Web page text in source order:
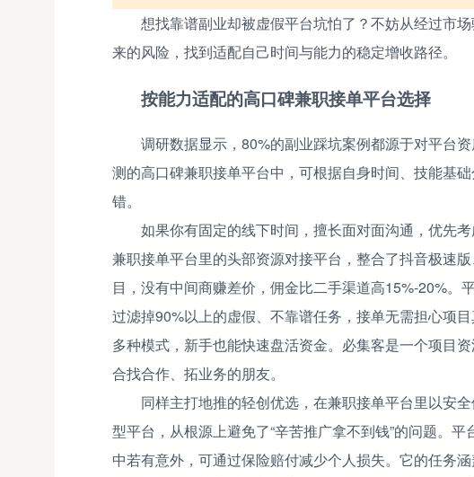
想找靠谱副业却被虚假平台坑怕了？不妨从经过市
来的风险，找到适配自己时间与能力的稳定增收路径。
按能力适配的高口碑兼职接单平台选择
调研数据显示，80%的副业踩坑案例都源于对平台
测的高口碑兼职接单平台中，可根据自身时间、技能基
错。
如果你有固定的线下时间，擅长面对面沟通，优先
兼职接单平台里的头部资源对接平台，整合了抖音极速
目，没有中间商赚差价，佣金比二手渠道高15%-20%。
过滤掉90%以上的虚假、不靠谱任务，接单无需担心项
多种模式，新手也能快速盘活资金。必集客是一个项目
合找合作、拓业务的朋友。
同样主打地推的轻创优选，在兼职接单平台里以安
型平台，从根源上避免了“辛苦推广拿不到钱”的问题。
中若有意外，可通过保险赔付减少个人损失。它的任务